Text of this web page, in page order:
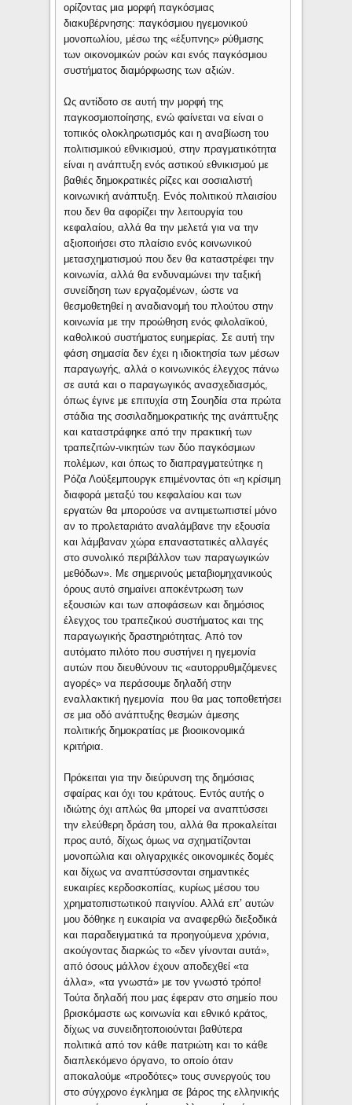
ορίζοντας μια μορφή παγκόσμιας
διακυβέρνησης: παγκόσμιου ηγεμονικού
μονοπωλίου, μέσω της «έξυπνης» ρύθμισης
των οικονομικών ροών και ενός παγκόσμιου
συστήματος διαμόρφωσης των αξιών.
Ως αντίδοτο σε αυτή την μορφή της
παγκοσμιοποίησης, ενώ φαίνεται να είναι ο
τοπικός ολοκληρωτισμός και η αναβίωση του
πολιτισμικού εθνικισμού, στην πραγματικότητα
είναι η ανάπτυξη ενός αστικού εθνικισμού με
βαθιές δημοκρατικές ρίζες και σοσιαλιστή
κοινωνική ανάπτυξη. Ενός πολιτικού πλαισίου
που δεν θα αφορίζει την λειτουργία του
κεφαλαίου, αλλά θα την μελετά για να την
αξιοποιήσει στο πλαίσιο ενός κοινωνικού
μετασχηματισμού που δεν θα καταστρέφει την
κοινωνία, αλλά θα ενδυναμώνει την ταξική
συνείδηση των εργαζομένων, ώστε να
θεσμοθετηθεί η αναδιανομή του πλούτου στην
κοινωνία με την προώθηση ενός φιλολαϊκού,
καθολικού συστήματος ευημερίας. Σε αυτή την
φάση σημασία δεν έχει η ιδιοκτησία των μέσων
παραγωγής, αλλά ο κοινωνικός έλεγχος πάνω
σε αυτά και ο παραγωγικός ανασχεδιασμός,
όπως έγινε με επιτυχία στη Σουηδία στα πρώτα
στάδια της σοσιλαδημοκρατικής της ανάπτυξης
και καταστράφηκε από την πρακτική των
τραπεζιτών-νικητών των δύο παγκόσμιων
πολέμων, και όπως το διαπραγματεύτηκε η
Ρόζα Λούξεμπουργκ επιμένοντας ότι «η κρίσιμη
διαφορά μεταξύ του κεφαλαίου και των
εργατών θα μπορούσε να αντιμετωπιστεί μόνο
αν το προλεταριάτο αναλάμβανε την εξουσία
και λάμβαναν χώρα επαναστατικές αλλαγές
στο συνολικό περιβάλλον των παραγωγικών
μεθόδων». Με σημερινούς μεταβιομηχανικούς
όρους αυτό σημαίνει αποκέντρωση των
εξουσιών και των αποφάσεων και δημόσιος
έλεγχος του τραπεζικού συστήματος και της
παραγωγικής δραστηριότητας. Από τον
αυτόματο πιλότο που συστήνει η ηγεμονία
αυτών που διευθύνουν τις «αυτορρυθμιζόμενες
αγορές» να περάσουμε δηλαδή στην
εναλλακτική ηγεμονία που θα μας τοποθετήσει
σε μια οδό ανάπτυξης θεσμών άμεσης
πολιτικής δημοκρατίας με βιοοικονομικά
κριτήρια.
Πρόκειται για την διεύρυνση της δημόσιας
σφαίρας και όχι του κράτους. Εντός αυτής ο
ιδιώτης όχι απλώς θα μπορεί να αναπτύσσει
την ελεύθερη δράση του, αλλά θα προκαλείται
προς αυτό, δίχως όμως να σχηματίζονται
μονοπώλια και ολιγαρχικές οικονομικές δομές
και δίχως να αναπτύσσονται σημαντικές
ευκαιρίες κερδοσκοπίας, κυρίως μέσου του
χρηματοπιστωτικού παιγνίου. Αλλά επ’ αυτών
μου δόθηκε η ευκαιρία να αναφερθώ διεξοδικά
και παραδειγματικά τα προηγούμενα χρόνια,
ακούγοντας διαρκώς το «δεν γίνονται αυτά»,
από όσους μάλλον έχουν αποδεχθεί «τα
άλλα», «τα γνωστά» με τον γνωστό τρόπο!
Τούτα δηλαδή που μας έφεραν στο σημείο που
βρισκόμαστε ως κοινωνία και εθνικό κράτος,
δίχως να συνειδητοποιούνται βαθύτερα
πολιτικά από τον κάθε πατριώτη και το κάθε
διαπλεκόμενο όργανο, το οποίο όταν
αποκαλούμε «προδότες» τους συνεργούς του
στο σύγχρονο έγκλημα σε βάρος της ελληνικής